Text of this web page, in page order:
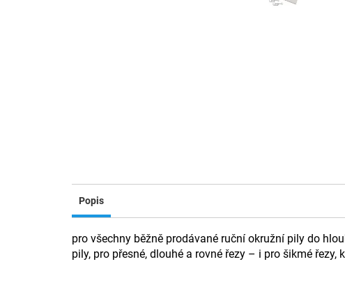
Popis
pro všechny běžně prodávané ruční okružní pily do
pily, pro přesné, dlouhé a rovné řezy – i pro šikmé